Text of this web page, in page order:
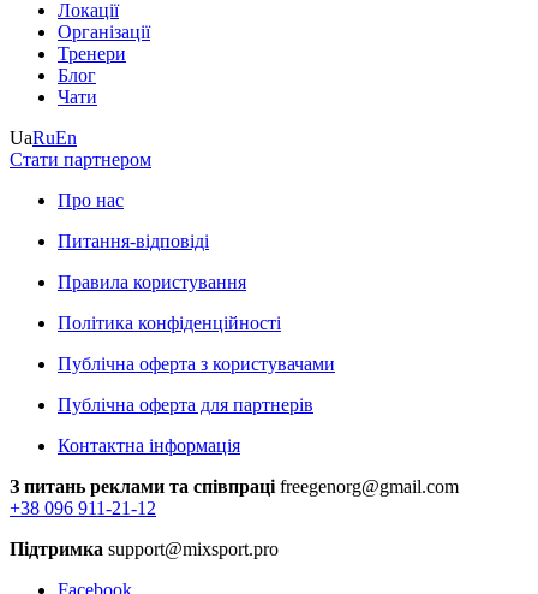
Локації
Організації
Тренери
Блог
Чати
UaRuEn
Стати партнером
Про нас
Питання-відповіді
Правила користування
Політика конфіденційності
Публічна оферта з користувачами
Публічна оферта для партнерів
Контактна інформація
З питань реклами та співпраці freegenorg@gmail.com
+38 096 911-21-12
Підтримка support@mixsport.pro
Facebook